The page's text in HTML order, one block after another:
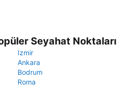
Seyahat Noktaları
Izmir
Ankara
Bodrum
Roma